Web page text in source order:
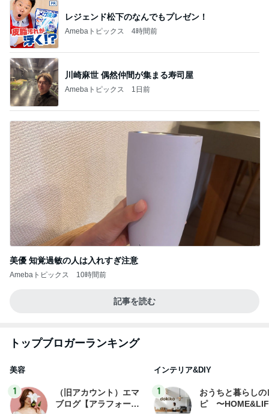
レジェンド松下のなんでもプレゼン！
Amebaトピックス 4時間前
川崎麻世 偶然仲間が集まる寿司屋
Amebaトピックス 1日前
美優 知覚過敏の人は入れすぎ注意
Amebaトピックス 10時間前
記事を読む
トップブロガーランキング
美容
1
（旧アカウント）エマ
ブログ【アラフォー会
インテリア&DIY
1
おうちと暮らしの
ピ 〜